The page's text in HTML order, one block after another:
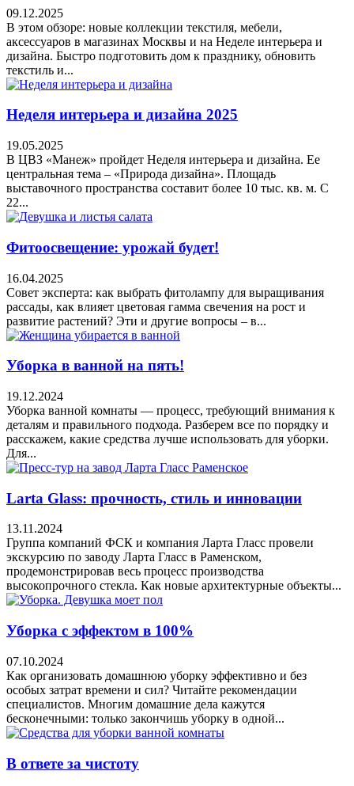
09.12.2025
В этом обзоре: новые коллекции текстиля, мебели,
аксессуаров в магазинах Москвы и на Неделе интерьера и
дизайна. Быстро подготовить дом к празднику, обновить
текстиль и...
Неделя интерьера и дизайна 2025
19.05.2025
В ЦВЗ «Манеж» пройдет Неделя интерьера и дизайна. Ее
центральная тема – «Природа дизайна». Площадь
выставочного пространства составит более 10 тыс. кв. м. С
22...
Фитоосвещение: урожай будет!
16.04.2025
Совет эксперта: как выбрать фитолампу для выращивания
рассады, как влияет цветовая гамма свечения на рост и
развитие растений? Эти и другие вопросы – в...
Уборка в ванной на пять!
19.12.2024
Уборка ванной комнаты — процесс, требующий внимания к
деталям и правильного подхода. Разберем все по порядку и
расскажем, какие средства лучше использовать для уборки.
Для...
Larta Glass: прочность, стиль и инновации
13.11.2024
Группа компаний ФСК и компания Ларта Гласс провели
экскурсию по заводу Ларта Гласс в Раменском,
продемонстрировав весь процесс производства
высокопрочного стекла. Как новые архитектурные объекты...
Уборка с эффектом в 100%
07.10.2024
Как организовать домашнюю уборку эффективно и без
особых затрат времени и сил? Читайте рекомендации
специалистов. Многим домашние дела кажутся
бесконечными: только закончишь уборку в одной...
В ответе за чистоту